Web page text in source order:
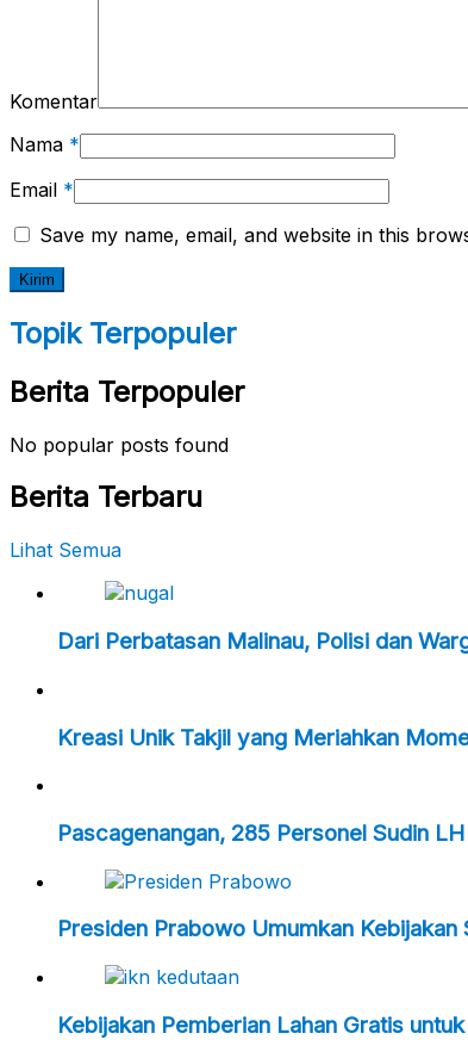
Komentar
Nama *
Email *
Save my name, email, and website in this
Topik Terpopuler
Berita Terpopuler
No popular posts found
Berita Terbaru
Lihat Semua
Dari Perbatasan Malinau, Polisi dan
Kreasi Unik Takjil yang Meriahkan
Pascagenangan, 285 Personel Sudin
Presiden Prabowo Umumkan
Kebijakan Pemberian Lahan Gratis